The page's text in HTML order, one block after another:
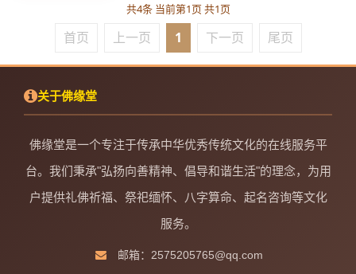
共4条 当前第1页 共1页
首页 上一页 1 下一页 尾页
关于佛缘堂
佛缘堂是一个专注于传承中华优秀传统文化的在线服务平
台。我们秉承"弘扬向善精神、倡导和谐生活"的理念，为用
户提供礼佛祈福、祭祀缅怀、八字算命、起名咨询等文化
服务。
邮箱：2575205765@qq.com